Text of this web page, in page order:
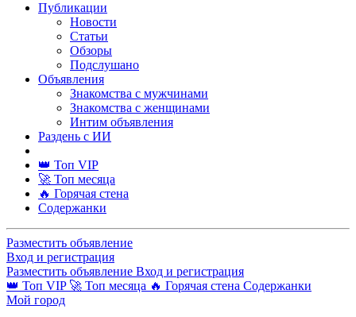
Публикации
Новости
Статьи
Обзоры
Подслушано
Объявления
Знакомства с мужчинами
Знакомства с женщинами
Интим объявления
Раздень с ИИ
👑 Топ VIP
🚀 Топ месяца
🔥 Горячая стена
Содержанки
Разместить объявление
Вход и регистрация
Разместить объявление Вход и регистрация
👑 Топ VIP 🚀 Топ месяца 🔥 Горячая стена Содержанки
Мой город